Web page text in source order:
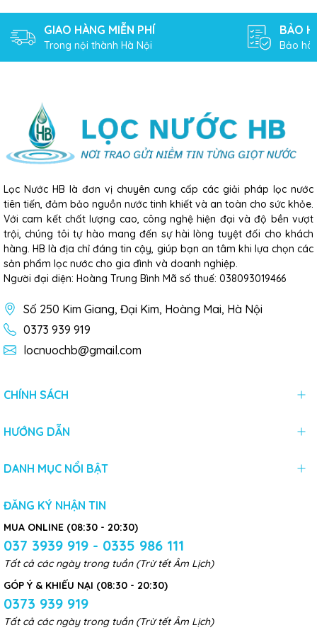
6. Thông Tin Sản Phẩm
» Điện áp đầu vào: AC 220V/50Hz
» Công suất điện: 110W
» Công suất lọc: 8L/min
» Tỉ lệ thu hồi nước tinh khiết: 70%
» Nhiệt độ nước cấp: 5~38℃
» Phương pháp sục rửa: Tự động làm sạch
» Chất lượng nước cấp: Nước máy sinh hoạt
» Trọng lượng tịnh: 12kg
» Kích thước (Dài * Rộng * Cao): 473*150*300(mm)
» Loại vòi nước: Vòi điện tử
GIAO HÀNG MIỄN PHÍ
Trong nội thành Hà Nội
BẢO
Bảo
Lọc Nước HB là đơn vị chuyên cung cấp các giải pháp lọc nước
tiên tiến, đảm bảo nguồn nước tinh khiết và an toàn cho sức khỏe.
Với cam kết chất lượng cao, công nghệ hiện đại và độ bền vượt
trội, chúng tôi tự hào mang đến sự hài lòng tuyệt đối cho khách
hàng. HB là địa chỉ đáng tin cậy, giúp bạn an tâm khi lựa chọn các
sản phẩm lọc nước cho gia đình và doanh nghiệp.
Người đại diện: Hoàng Trung Bình Mã số thuế: 038093019466
Số 250 Kim Giang, Đại Kim, Hoàng Mai, Hà Nội
0373 939 919
locnuochb@gmail.com
CHÍNH SÁCH
HƯỚNG DẪN
DANH MỤC NỔI BẬT
ĐĂNG KÝ NHẬN TIN
MUA ONLINE (08:30 - 20:30)
037 3939 919 - 0335 986 111
Tất cả các ngày trong tuần (Trừ tết Âm Lịch)
GÓP Ý & KHIẾU NẠI (08:30 - 20:30)
0373 939 919
Tất cả các ngày trong tuần (Trừ tết Âm Lịch)